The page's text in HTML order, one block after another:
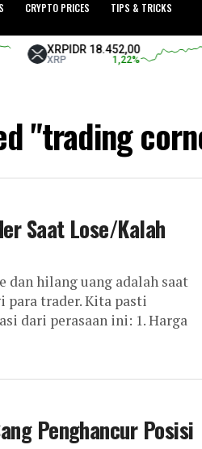
CRYPTO PRICES TIPS & TRICKS
XRPIDR 18.452,00
XRP %
"trading
Saat Lose/Kalah
dan hilang uang adalah saat
para trader. Kita pasti
dari perasaan ini: 1. Harga
Penghancur Posisi